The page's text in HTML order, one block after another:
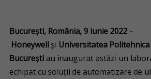
București, România, 9 iunie 2022 –
Honeywell și Universitatea
Bucureștiau inaugurat astăzi un
echipat cu soluții de automatizare de